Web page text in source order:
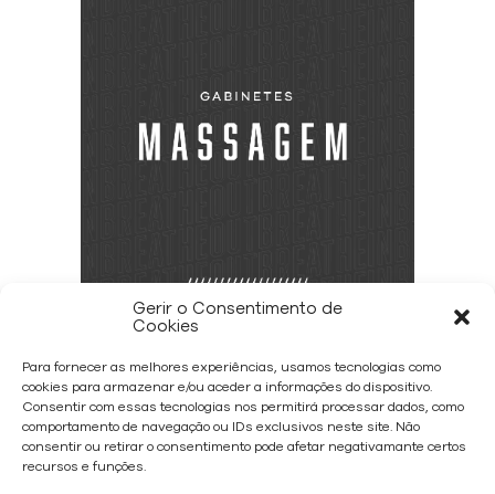
Gerir o Consentimento de
Cookies
Para fornecer as melhores experiências, usamos tecnologias como
cookies para armazenar e/ou aceder a informações do dispositivo.
Consentir com essas tecnologias nos permitirá processar dados, como
comportamento de navegação ou IDs exclusivos neste site. Não
consentir ou retirar o consentimento pode afetar negativamante certos
recursos e funções.